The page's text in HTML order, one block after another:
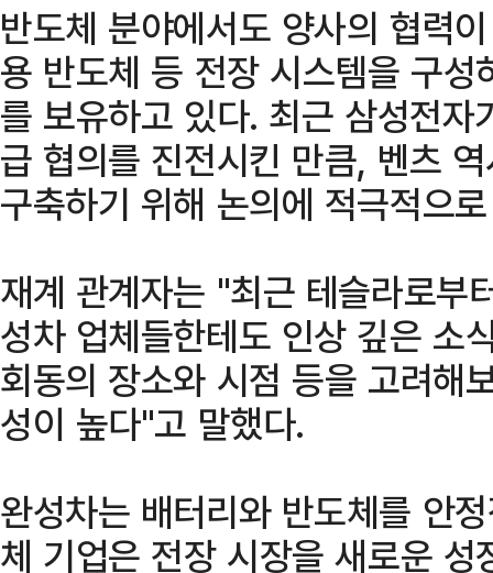
반도체 분야에서도 양사의 협력
용 반도체 등 전장 시스템을 구
를 보유하고 있다. 최근 삼성전
급 협의를 진전시킨 만큼, 벤츠
구축하기 위해 논의에 적극적으
재계 관계자는 "최근 테슬라로부
성차 업체들한테도 인상 깊은 소
회동의 장소와 시점 등을 고려해
성이 높다"고 말했다.
완성차는 배터리와 반도체를 안
체 기업은 전장 시장을 새로운